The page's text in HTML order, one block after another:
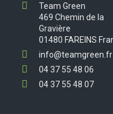
Team Green
469 Chemin de la
Gravière
01480 FAREINS
info@teamgreen.fr
04 37 55 48 06
04 37 55 48 07